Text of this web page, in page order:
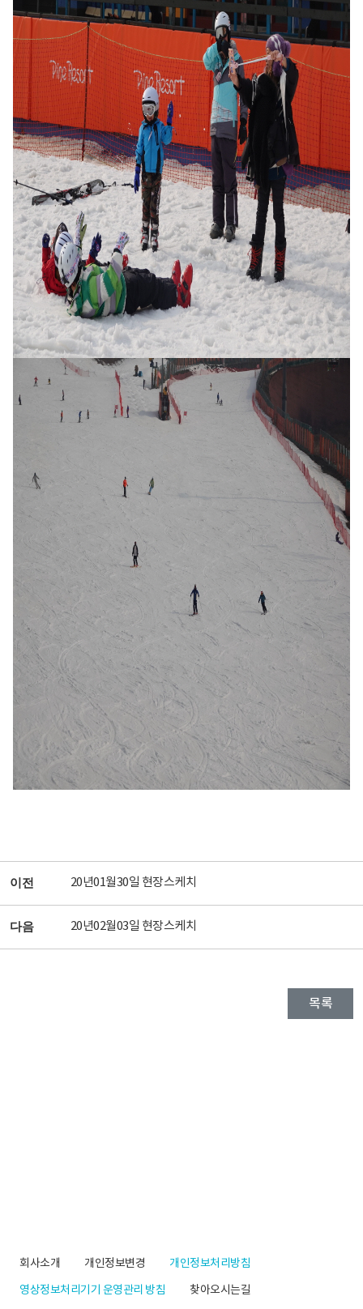
이전 20년01월30일 현장스케치
다음 20년02월03일 현장스케치
목록
회사소개 개인정보변경 개인정보처리방침
영상정보처리기기 운영관리 방침 찾아오시는길